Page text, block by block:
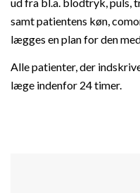
samt patientens køn,
lægges en plan for den
Alle patienter, der
læge indenfor 24 timer.